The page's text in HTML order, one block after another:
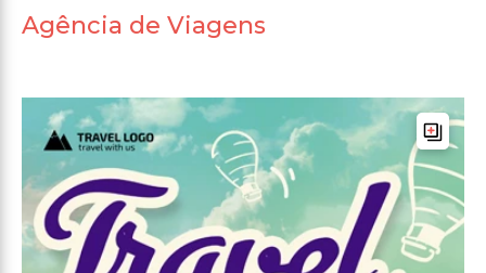
Agência de Viagens